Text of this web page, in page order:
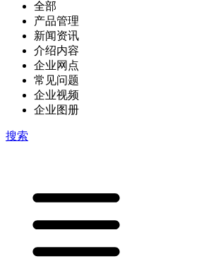
全部
产品管理
新闻资讯
介绍内容
企业网点
常见问题
企业视频
企业图册
搜索